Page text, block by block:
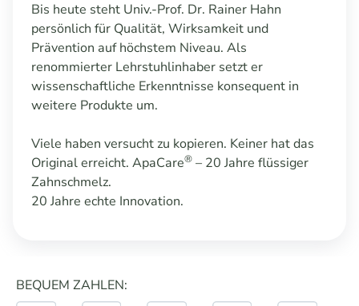
Bis heute steht Univ.-Prof. Dr. Rainer Hahn
persönlich für Qualität, Wirksamkeit und
Prävention auf höchstem Niveau. Als
renommierter Lehrstuhlinhaber setzt er
wissenschaftliche Erkenntnisse konsequent in
weitere Produkte um.
Viele haben versucht zu kopieren. Keiner hat das
Original erreicht. ApaCare®– 20 Jahre flüssiger
Zahnschmelz.
20 Jahre echte Innovation.
BEQUEM ZAHLEN: